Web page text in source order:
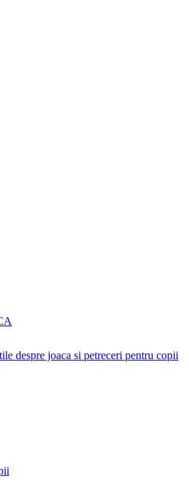
despre joaca si petreceri pentru copii